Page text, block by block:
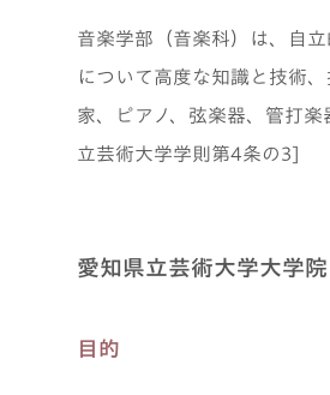
音楽学部（音楽科）は、自
について高度な知識と技術
家、ピアノ、弦楽器、管打
立芸術大学学則第4条の3]
愛知県立芸術大学大学院
目的